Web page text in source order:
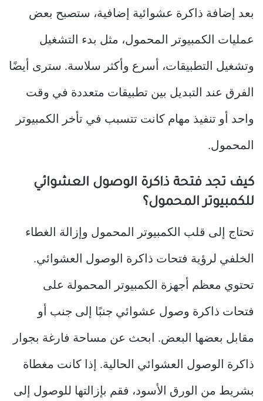
بعد إضافة ذاكرة عشوائية إضافية، ستصبح بعض
عمليات الكمبيوتر المحمول، مثل بدء التشغيل
وتشغيل التطبيقات، أسرع وأكثر سلاسة. سترى أيضًا
الفرق عند التبديل بين تطبيقات متعددة في وقت
واحد أو تنفيذ مهام كانت تتسبب في تأخر الكمبيوتر
المحمول.
كيف تجد فتحة ذاكرة الوصول العشوائي
للكمبيوتر المحمول؟
تحتاج إلى قلب الكمبيوتر المحمول وإزالة الغطاء
الخلفي لرؤية فتحات ذاكرة الوصول العشوائي.
تحتوي معظم أجهزة الكمبيوتر المحمولة على
فتحات ذاكرة وصول عشوائي جنبًا إلى جنب أو
مقابل بعضها البعض. ابحث عن مساحة فارغة بجوار
ذاكرة الوصول العشوائي الحالية. إذا كانت مغطاة
بشريط من الورق الأسود، فقم بإزالتها للوصول إلى